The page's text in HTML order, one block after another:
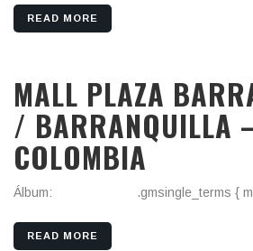
READ MORE
MALL PLAZA
/ BARRANQUILLA
COLOMBIA
Álbum: .gmsingle_terms {
READ MORE